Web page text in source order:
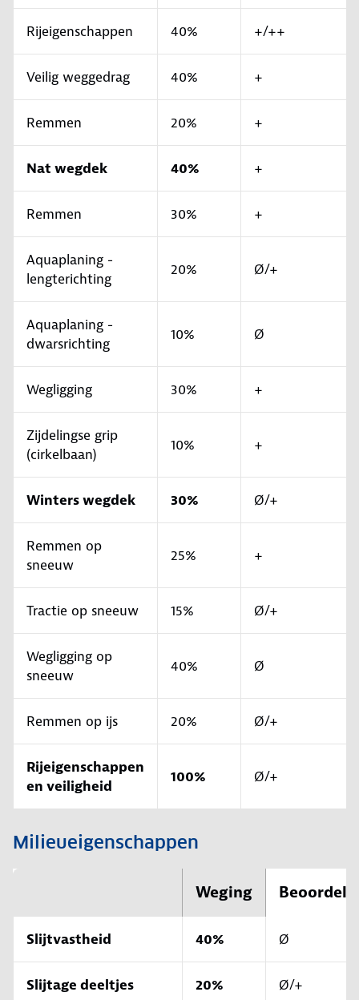
Rijeigenschappen 40% +/++
Veilig weggedrag 40% +
Remmen 20% +
Nat wegdek 40% +
Remmen 30% +
Aquaplaning -
lengterichting
20% Ø/+
Aquaplaning -
dwarsrichting
10% Ø
Wegligging 30% +
Zijdelingse grip
(cirkelbaan)
10% +
Winters wegdek 30% Ø/+
Remmen op
sneeuw
25% +
Tractie op sneeuw 15% Ø/+
Wegligging op
sneeuw
40% Ø
Remmen op ijs 20% Ø/+
Rijeigenschappen
en veiligheid
100% Ø/+
Milieueigenschappen
Weging
Slijtvastheid 40% Ø
Slijtage deeltjes 20% Ø/+